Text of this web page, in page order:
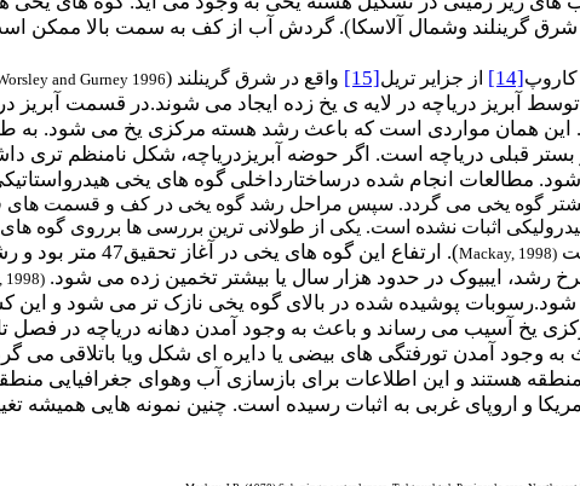
شرق گرینلند وشمال آلاسکا). گردش آب از کف به سمت بالا ممکن
کاروپ[14] از جزایر تریل[15] واقع در شرق گرینلند (and Gurney 1996
آبریز دریاچه در لایه ی یخ زده ایجاد می شوند.در قسمت آبریز
این همان مواردی است که باعث رشد هسته مرکزی یخ می شود. به
بستر قبلی دریاچه است. اگر حوضه آبریزدریاچه، شکل نامنظم تری
مطالعات انجام شده درساختارداخلی گوه های یخی
گوه یخی می گردد. سپس مراحل رشد گوه یخی در کف و قسمت های
اثبات نشده است. یکی از طولانی ترین بررسی ها برروی گوه
Mackay, 1998)
1998)
پوشیده شده در بالای گوه یخی نازک تر می شود و
یخ آسیب می رساند و باعث به وجود آمدن دهانه دریاچه در فصل
به وجود آمدن تورفتگی های بیضی یا دایره ای شکل ویا باتلاقی
هستند و این اطلاعات برای بازسازی آب وهوای جغرافیایی
و اروپای غربی به اثبات رسیده است. چنین نمونه هایی همیشه